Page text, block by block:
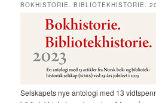
BOKHISTORIE. BIBLIOTEKHISTORIE.
Selskapets nye antologi med 13